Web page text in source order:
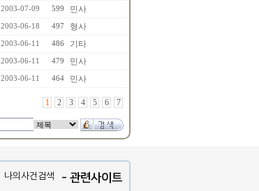
2003-07-09 599 민사
2003-06-18 497 형사
2003-06-11 486 기타
2003-06-11 479 민사
2003-06-11 464 민사
1 2 3 4 5 6 7
- 관련사이트
나의사건검색